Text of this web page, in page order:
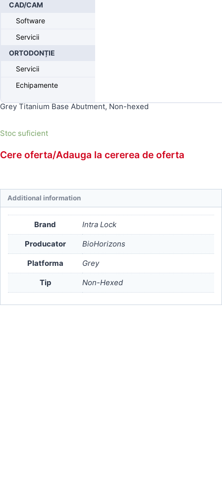
CAD/CAM
Software
Servicii
ORTODONȚIE
Servicii
Echipamente
Grey Titanium Base Abutment,
Non-hexed
Inregistrati-va
Grey Titanium Base Abutment, Non-hexed
Stoc suficient
Cere oferta/Adauga la cererea de oferta
Additional information
Brand Intra Lock
Producator BioHorizons
Platforma Grey
Tip Non-Hexed